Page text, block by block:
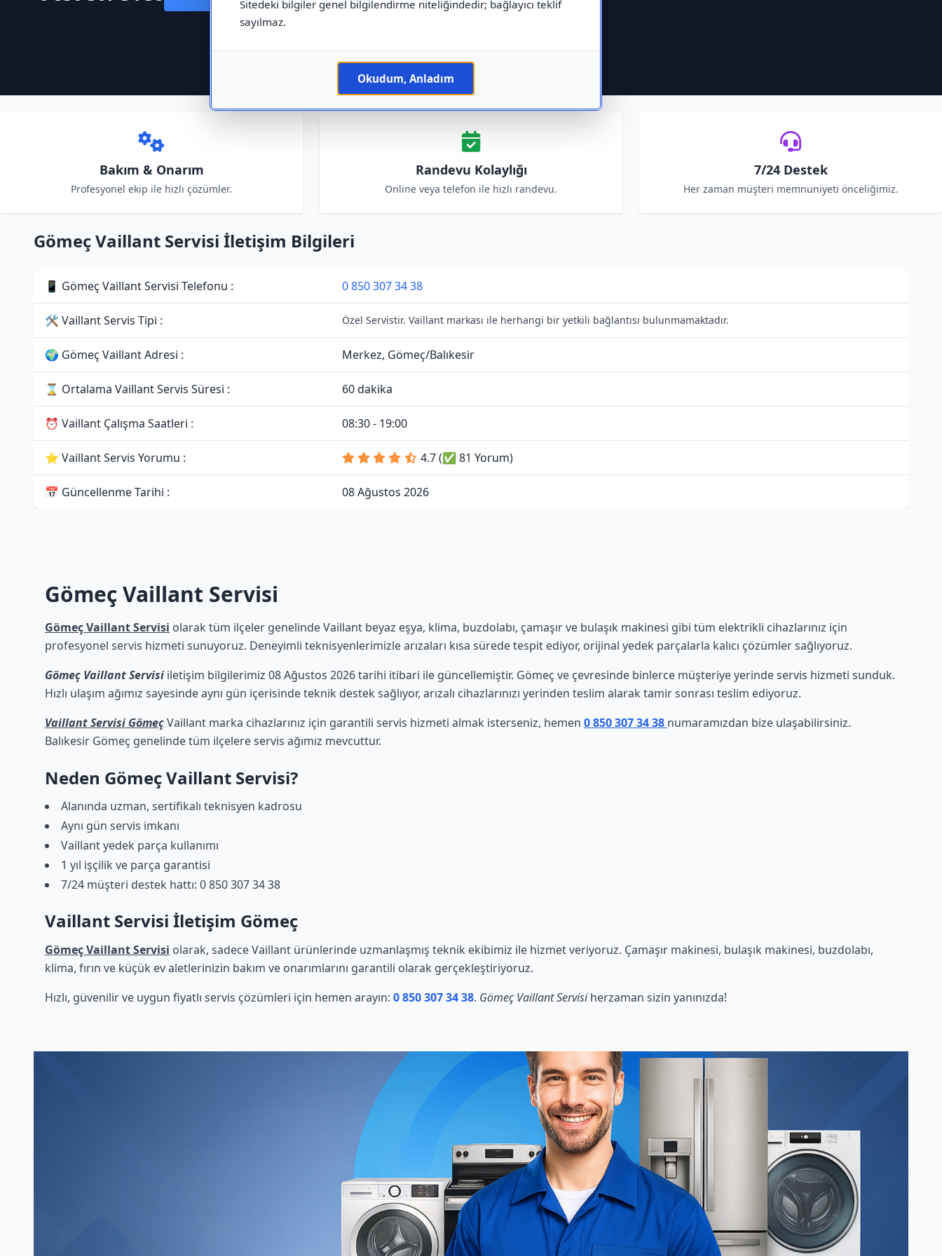
Sitedeki bilgiler genel bilgilendirme niteliğindedir; bağlayıcı teklif
sayılmaz.
Okudum, Anladım
Bakım & Onarım
Profesyonel ekip ile hızlı çözümler.
Randevu Kolaylığı
Online veya telefon ile hızlı randevu.
7/24 Destek
Her zaman müşteri memnuniyeti önceliğimiz.
Gömeç Vaillant Servisi İletişim Bilgileri
📱 Gömeç Vaillant Servisi Telefonu : 0 850 307 34 38
🛠 Vaillant Servis Tipi : Özel Servistir. Vaillant markası ile herhangi bir yetkili bağlantısı bulunmamaktadır.
🌍 Gömeç Vaillant Adresi : Merkez, Gömeç/Balıkesir
⌛ Ortalama Vaillant Servis Süresi : 60 dakika
⏰ Vaillant Çalışma Saatleri : 08:30 - 19:00
⭐ Vaillant Servis Yorumu : 4.7 (✅ 81 Yorum)
📅 Güncellenme Tarihi : 08 Ağustos 2026
Gömeç Vaillant Servisi
Gömeç Vaillant Servisi olarak tüm ilçeler genelinde Vaillant beyaz eşya, klima, buzdolabı, çamaşır ve bulaşık makinesi gibi tüm elektrikli cihazlarınız için
profesyonel servis hizmeti sunuyoruz. Deneyimli teknisyenlerimizle arızaları kısa sürede tespit ediyor, orijinal yedek parçalarla kalıcı çözümler sağlıyoruz.
Gömeç Vaillant Servisi iletişim bilgilerimiz 08 Ağustos 2026 tarihi itibari ile güncellemiştir. Gömeç ve çevresinde binlerce müşteriye yerinde servis hizmeti sunduk.
Hızlı ulaşım ağımız sayesinde aynı gün içerisinde teknik destek sağlıyor, arızalı cihazlarınızı yerinden teslim alarak tamir sonrası teslim ediyoruz.
Vaillant Servisi GömeçVaillant marka cihazlarınız için garantili servis hizmeti almak isterseniz, hemen 0 850 307 34 38 numaramızdan bize ulaşabilirsiniz.
Balıkesir Gömeç genelinde tüm ilçelere servis ağımız mevcuttur.
Neden Gömeç Vaillant Servisi?
Alanında uzman, sertifikalı teknisyen kadrosu
Aynı gün servis imkanı
Vaillant yedek parça kullanımı
1 yıl işçilik ve parça garantisi
7/24 müşteri destek hattı: 0 850 307 34 38
Vaillant Servisi İletişim Gömeç
Gömeç Vaillant Servisi olarak, sadece Vaillant ürünlerinde uzmanlaşmış teknik ekibimiz ile hizmet veriyoruz. Çamaşır makinesi, bulaşık makinesi, buzdolabı,
klima, fırın ve küçük ev aletlerinizin bakım ve onarımlarını garantili olarak gerçekleştiriyoruz.
Hızlı, güvenilir ve uygun fiyatlı servis çözümleri için hemen arayın: 0 850 307 34 38. Gömeç Vaillant Servisiherzaman sizin yanınızda!